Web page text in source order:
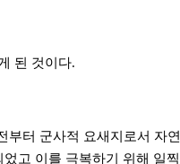
된 것이다.
터 군사적 요새지로서 자
고 이를 극복하기 위해 일